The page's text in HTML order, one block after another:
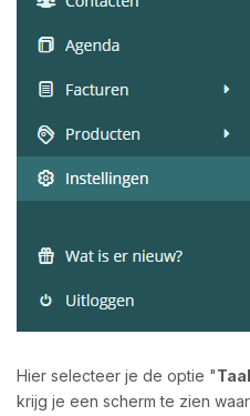
Hier selecteer je de optie "
krijg je een scherm te zien